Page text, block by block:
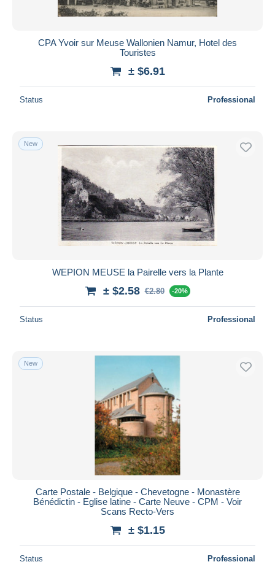
CPA Yvoir sur Meuse Wallonien Namur, Hotel des
Touristes
± $6.91
Status Professional
New
WEPION MEUSE la Pairelle vers la Plante
± $2.58 €2.80 -20%
Status Professional
New
Carte Postale - Belgique - Chevetogne - Monastère
Bénédictin - Eglise latine - Carte Neuve - CPM - Voir
Scans Recto-Vers
± $1.15
Status Professional